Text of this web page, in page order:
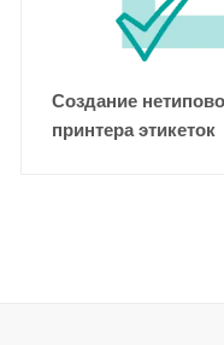
Создание
принтера этикеток